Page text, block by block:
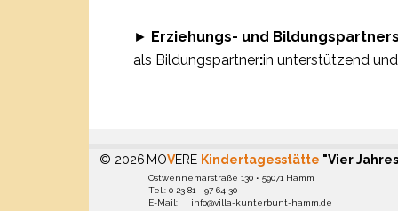
► Erziehungs- und
als Bildungspartner:in unterstützend
MOVERE Kindertagesstätte "Vier
Ostwennemarstraße 130 • 59071 Hamm
Tel.: 0 23 81 - 97 64 30
E-Mail: info@villa-kunterbunt-hamm.de
© 2026